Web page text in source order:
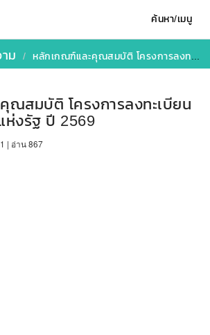
ค้นหา/เมนู
ม หลักเกณฑ์และคุณสมบัติ โครงการลงทะเบียนเพื่อสวัสดิการแห่งรัฐ ปี 2569
ณสมบัติ โครงการลงทะเบียน
ห่งรัฐ ปี 2569
| อ่าน 867